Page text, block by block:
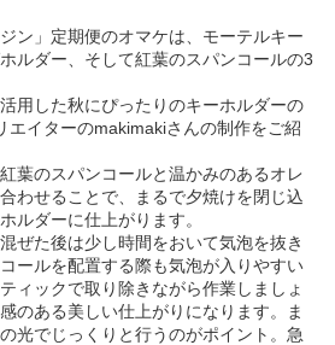
ン」定期便のオマケは、モーテルキー
ルダー、そして紅葉のスパンコールの3
用した秋にぴったりのキーホルダーの
エイターのmakimakiさんの制作をご紹
葉のスパンコールと温かみのあるオレ
わせることで、まるで夕焼けを閉じ込
ルダーに仕上がります。
ぜた後は少し時間をおいて気泡を抜き
ールを配置する際も気泡が入りやすい
ィックで取り除きながら作業しましょ
のある美しい仕上がりになります。ま
光でじっくりと行うのがポイント。急